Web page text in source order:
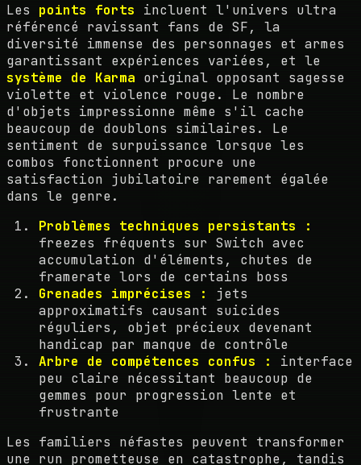
Les points forts incluent l'univers ultra
référencé ravissant fans de SF, la
diversité immense des personnages et armes
garantissant expériences variées, et le
système de Karma original opposant sagesse
violette et violence rouge. Le nombre
d'objets impressionne même s'il cache
beaucoup de doublons similaires. Le
sentiment de surpuissance lorsque les
combos fonctionnent procure une
satisfaction jubilatoire rarement égalée
dans le genre.
Problèmes techniques persistants :
freezes fréquents sur Switch avec
accumulation d'éléments, chutes de
framerate lors de certains boss
Grenades imprécises :
jets
approximatifs causant suicides
réguliers, objet précieux devenant
handicap par manque de contrôle
Arbre de compétences confus :
interface
peu claire nécessitant beaucoup de
gemmes pour progression lente et
frustrante
Les familiers néfastes peuvent transformer
une run prometteuse en catastrophe, tandis